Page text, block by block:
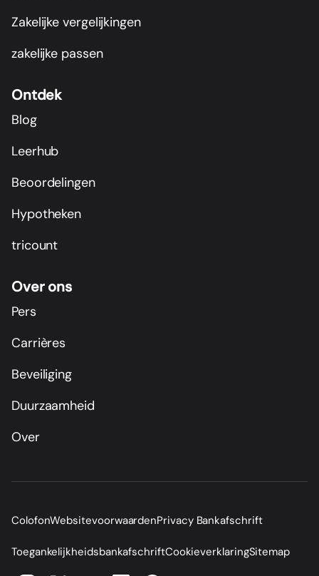
Zakelijke vergelijkingen
zakelijke passen
Ontdek
Blog
Leerhub
Beoordelingen
Hypotheken
tricount
Over ons
Pers
Carrières
Beveiliging
Duurzaamheid
Over
ColofonWebsitevoorwaardenPrivacy Bankafschrift
ToegankelijkheidsbankafschriftCookieverklaringSitemap